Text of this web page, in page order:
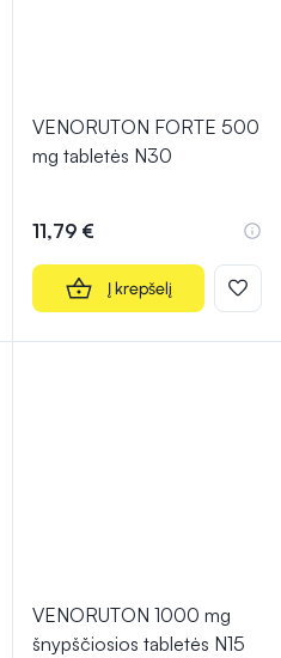
VENORUTON FORTE 500
mg tabletės N30
11,79 €
Į krepšelį
VENORUTON 1000 mg
šnypščiosios tabletės N15